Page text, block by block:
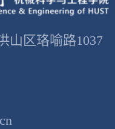
山区珞喻路1037